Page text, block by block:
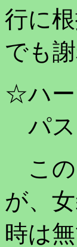
行に
でも
☆ハ
パス
この
が、
時は